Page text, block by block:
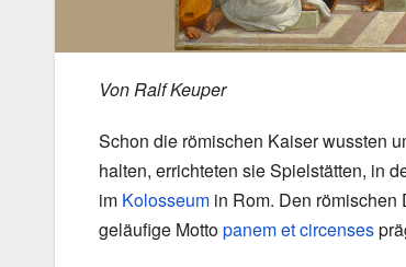
Von Ralf Keuper
Schon die römischen Kaiser wussten
halten, errichteten sie Spielstätten, in
im Kolosseum in Rom. Den römischen
geläufige Mottopanem et circenses